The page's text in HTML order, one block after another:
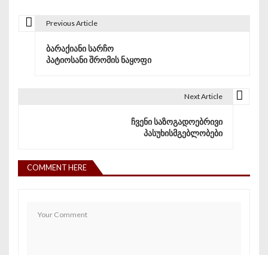
Previous Article
ბარაქიანი სარჩო
პატიოსანი შრომის ნაყოფი
Next Article
ჩვენი საზოგადოებრივი
პასუხისმგებლობები
COMMENT HERE